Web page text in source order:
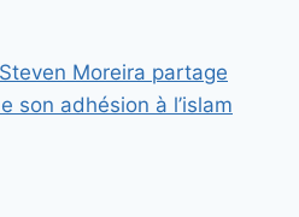
Moreira partage
son adhésion à l’islam